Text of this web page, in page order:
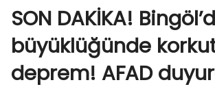
SON DAKİKA!
büyüklüğünde
deprem! AFAD